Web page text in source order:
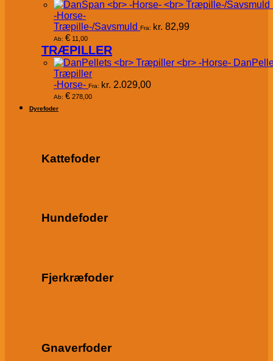
-Horse-
Træpille-/Savsmuld Fra: kr. 82,99
Ab: € 11,00
TRÆPILLER
Træpiller
-Horse- Fra: kr. 2.029,00
Ab: € 278,00
Dyrefoder
Kattefoder
Hundefoder
Fjerkræfoder
Gnaverfoder